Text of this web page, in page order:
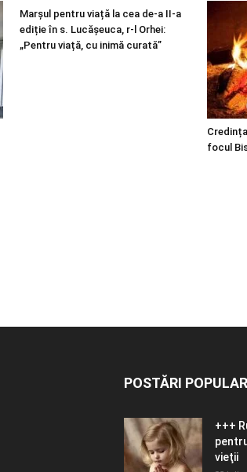
Marșul pentru viață la cea de-a II-a
ediție în s. Lucășeuca, r-l Orhei:
„Pentru viață, cu inimă curată”
focul
POSTĂRI
+++
vieţii